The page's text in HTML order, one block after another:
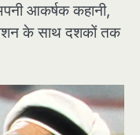
आकर्षक कहानी,
के साथ दशकों तक